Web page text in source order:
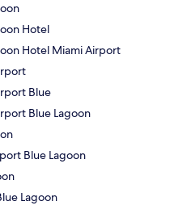
Hotel
Hotel Miami Airport
Blue
Blue Lagoon
Blue Lagoon
Lagoon